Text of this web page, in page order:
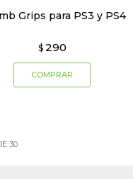
Grips para PS3 y PS4
$ 290
30